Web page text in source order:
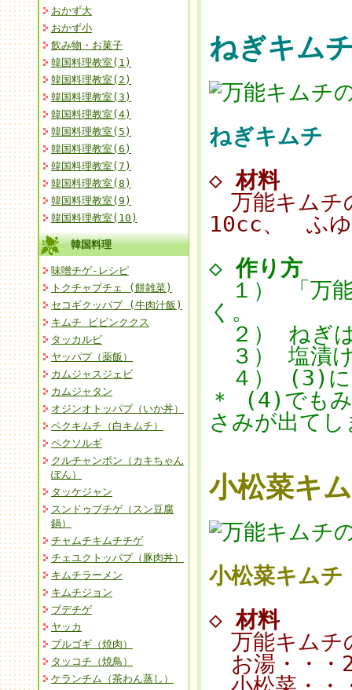
おかず大
おかず小
飲み物・お菓子
韓国料理教室(1)
韓国料理教室(2)
韓国料理教室(3)
韓国料理教室(4)
韓国料理教室(5)
韓国料理教室(6)
韓国料理教室(7)
韓国料理教室(8)
韓国料理教室(9)
韓国料理教室(10)
韓国料理
味噌チゲ-レシピ
トクチャプチェ (餅雑菜)
セコギクッパプ (牛肉汁飯)
キムチ ビビンククス
タッカルビ
ヤッパプ（薬飯）
カムジャスジェビ
カムジャタン
オジンオトッパプ（いか丼）
ペクキムチ（白キムチ）
ペクソルギ
クルチャンポン（カキちゃん
ぽん）
タッケジャン
スンドゥブチゲ（スン豆腐
鍋）
チャムチキムチチゲ
チェユクトッパプ（豚肉丼）
キムチラーメン
キムチジョン
ブデチゲ
ヤッカ
プルゴギ（焼肉）
タッコチ（焼鳥）
ケランチム（茶わん蒸し）
ねぎキム
ねぎキムチ
◇材料
万能キムチ
10cc、 ふゆ
◇作り方
１） 「万能
く。
２） ねぎは
３） 塩漬け
４） (3)に
＊ (4)でもみ
さみが出て
小松菜キ
小松菜キムチ
◇材料
万能キムチ
お湯・・・